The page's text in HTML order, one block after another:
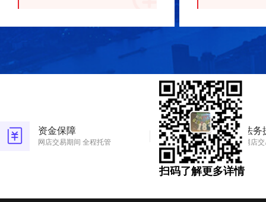
扫码了解更多详情
资金保障
网店交易期间 全程托管
法
网店